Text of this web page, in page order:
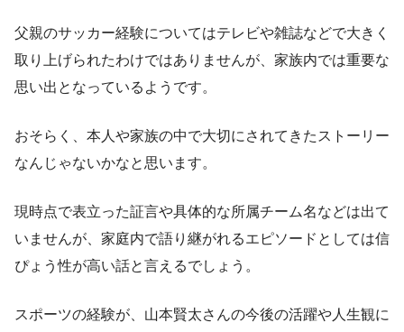
父親のサッカー経験についてはテレビや雑誌などで大きく
取り上げられたわけではありませんが、家族内では重要な
思い出となっているようです。
おそらく、本人や家族の中で大切にされてきたストーリー
なんじゃないかなと思います。
現時点で表立った証言や具体的な所属チーム名などは出て
いませんが、家庭内で語り継がれるエピソードとしては信
ぴょう性が高い話と言えるでしょう。
スポーツの経験が、山本賢太さんの今後の活躍や人生観に